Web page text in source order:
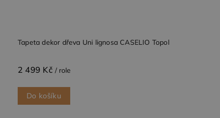
Tapeta dekor dřeva Uni lignosa CASELIO Topol
2 499 Kč / role
Do košíku